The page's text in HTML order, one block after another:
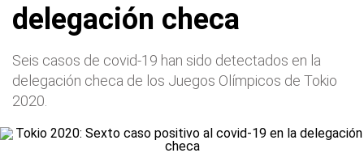
delegación checa
Seis casos de covid-19 han sido detectados en la
delegación checa de los Juegos Olímpicos de Tokio
2020.